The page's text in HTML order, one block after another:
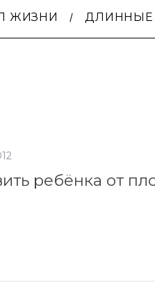
ЖИЗНИ ДЛИННЫЕ
ребёнка от